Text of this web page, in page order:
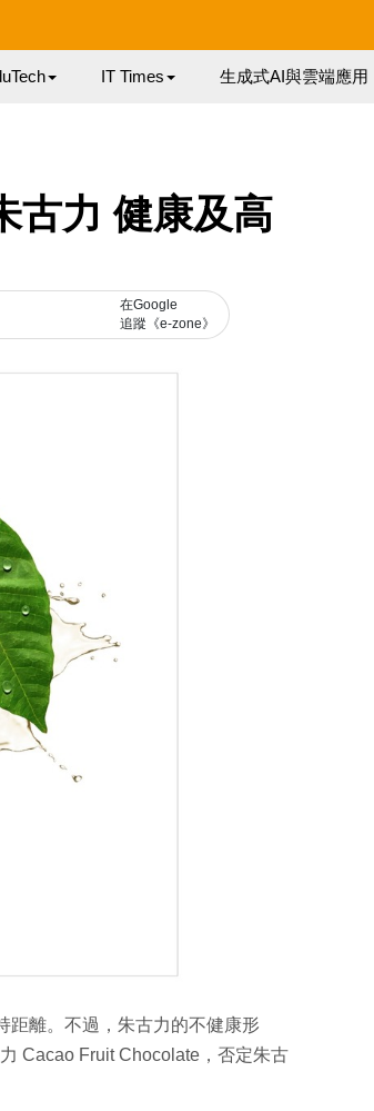
IT Times 生成式AI與雲端應用
古力 健康及高
在Google
追蹤《e-zone》
距離。不過，朱古力的不健康形
Cacao Fruit Chocolate，否定朱古